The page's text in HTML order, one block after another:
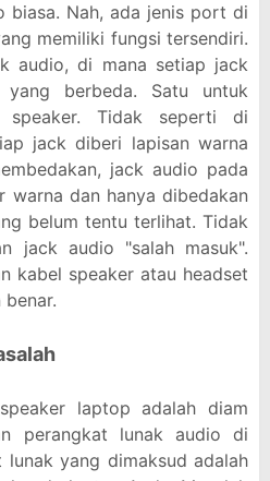
biasa. Nah, ada jenis port di
memiliki fungsi tersendiri.
audio, di mana setiap jack
berbeda. Satu untuk
speaker. Tidak seperti di
jack diberi lapisan warna
jack audio pada
dan hanya dibedakan
belum tentu terlihat. Tidak
jack audio "salah masuk".
kabel speaker atau headset
laptop adalah diam
perangkat lunak audio di
yang dimaksud adalah